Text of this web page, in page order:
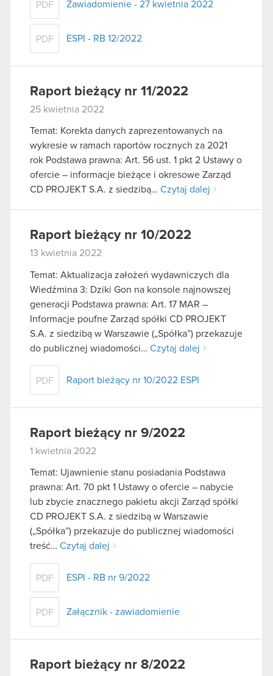
PDF Zawiadomienie - 27 kwietnia 2022
PDF ESPI - RB 12/2022
Raport bieżący nr 11/2022
25 kwietnia 2022
Temat: Korekta danych zaprezentowanych na
wykresie w ramach raportów rocznych za 2021
rok Podstawa prawna: Art. 56 ust. 1 pkt 2 Ustawy o
ofercie – informacje bieżące i okresowe Zarząd
CD PROJEKT S.A. z siedzibą… Czytaj dalej
Raport bieżący nr 10/2022
13 kwietnia 2022
Temat: Aktualizacja założeń wydawniczych dla
Wiedźmina 3: Dziki Gon na konsole najnowszej
generacji Podstawa prawna: Art. 17 MAR –
Informacje poufne Zarząd spółki CD PROJEKT
S.A. z siedzibą w Warszawie („Spółka”) przekazuje
do publicznej wiadomości… Czytaj dalej
PDF Raport bieżący nr 10/2022 ESPI
Raport bieżący nr 9/2022
1 kwietnia 2022
Temat: Ujawnienie stanu posiadania Podstawa
prawna: Art. 70 pkt 1 Ustawy o ofercie – nabycie
lub zbycie znacznego pakietu akcji Zarząd spółki
CD PROJEKT S.A. z siedzibą w Warszawie
(„Spółka”) przekazuje do publicznej wiadomości
treść… Czytaj dalej
PDF ESPI - RB nr 9/2022
PDF Załącznik - zawiadomienie
Raport bieżący nr 8/2022